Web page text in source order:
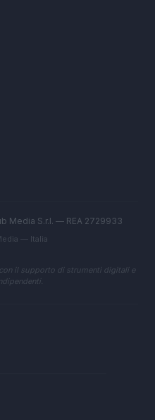
Media S.r.l. — REA 2729933
— Italia
il supporto di strumenti digitali e